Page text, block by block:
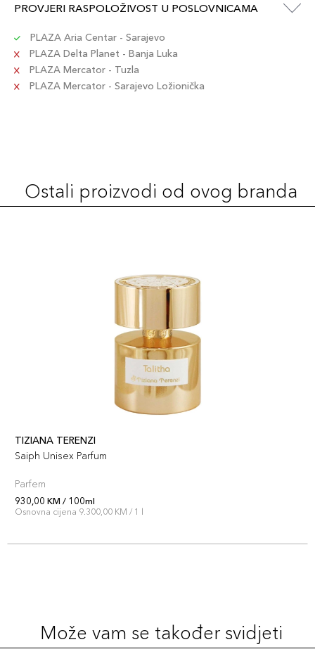
PROVJERI RASPOLOŽIVOST U POSLOVNICAMA
PLAZA Aria Centar - Sarajevo
PLAZA Delta Planet - Banja Luka
PLAZA Mercator - Tuzla
PLAZA Mercator - Sarajevo Ložionička
Ostali proizvodi od ovog branda
TIZIANA TERENZI
Saiph Unisex Parfum
Parfem
930,00 KM / 100ml
Osnovna cijena 9.300,00 KM / 1 l
Može vam se također svidjeti